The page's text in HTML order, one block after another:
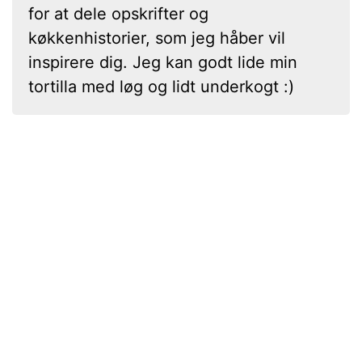
for at dele opskrifter og
køkkenhistorier, som jeg håber vil
inspirere dig. Jeg kan godt lide min
tortilla med løg og lidt underkogt :)